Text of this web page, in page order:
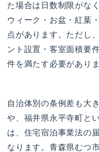
た場合は日数制限がな
ウィーク・お盆・紅葉
点があります。ただし
ント設置・客室面積要
件を満たす必要がありま
自治体別の条例差も大
や、福井県永平寺町と
は、住宅宿泊事業法の
なります。青森県むつ